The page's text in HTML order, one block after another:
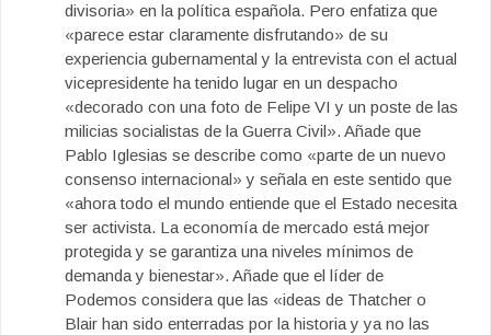
divisoria» en la política española. Pero enfatiza que
«parece estar claramente disfrutando» de su
experiencia gubernamental y la entrevista con el actual
vicepresidente ha tenido lugar en un despacho
«decorado con una foto de Felipe VI y un poste de las
milicias socialistas de la Guerra Civil». Añade que
Pablo Iglesias se describe como «parte de un nuevo
consenso internacional» y señala en este sentido que
«ahora todo el mundo entiende que el Estado necesita
ser activista. La economía de mercado está mejor
protegida y se garantiza una niveles mínimos de
demanda y bienestar». Añade que el líder de
Podemos considera que las «ideas de Thatcher o
Blair han sido enterradas por la historia y ya no las